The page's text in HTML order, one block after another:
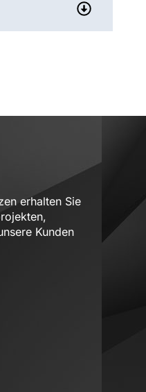
erhalten Sie
Kunden